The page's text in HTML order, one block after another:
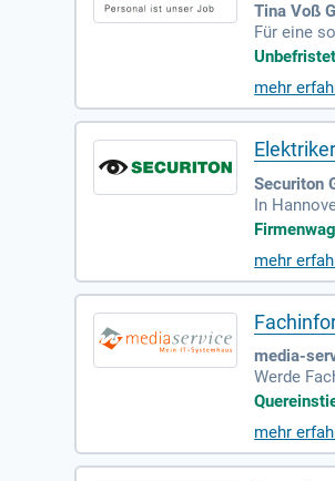
Tina Voß
Für eine
ortliche
skräfte
utzen Sie
mehr
Securiton
In
g
bei Ihre
oder
Brand-
mehr
media-
Werde
e Praxis.
ende
IT-
rke unser
mehr